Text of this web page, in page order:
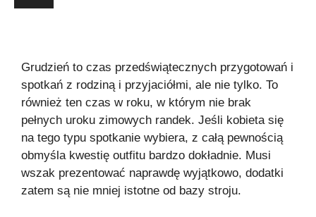
Grudzień to czas przedświątecznych przygotowań i
spotkań z rodziną i przyjaciółmi, ale nie tylko. To
również ten czas w roku, w którym nie brak
pełnych uroku zimowych randek. Jeśli kobieta się
na tego typu spotkanie wybiera, z całą pewnością
obmyśla kwestię outfitu bardzo dokładnie. Musi
wszak prezentować naprawdę wyjątkowo, dodatki
zatem są nie mniej istotne od bazy stroju.